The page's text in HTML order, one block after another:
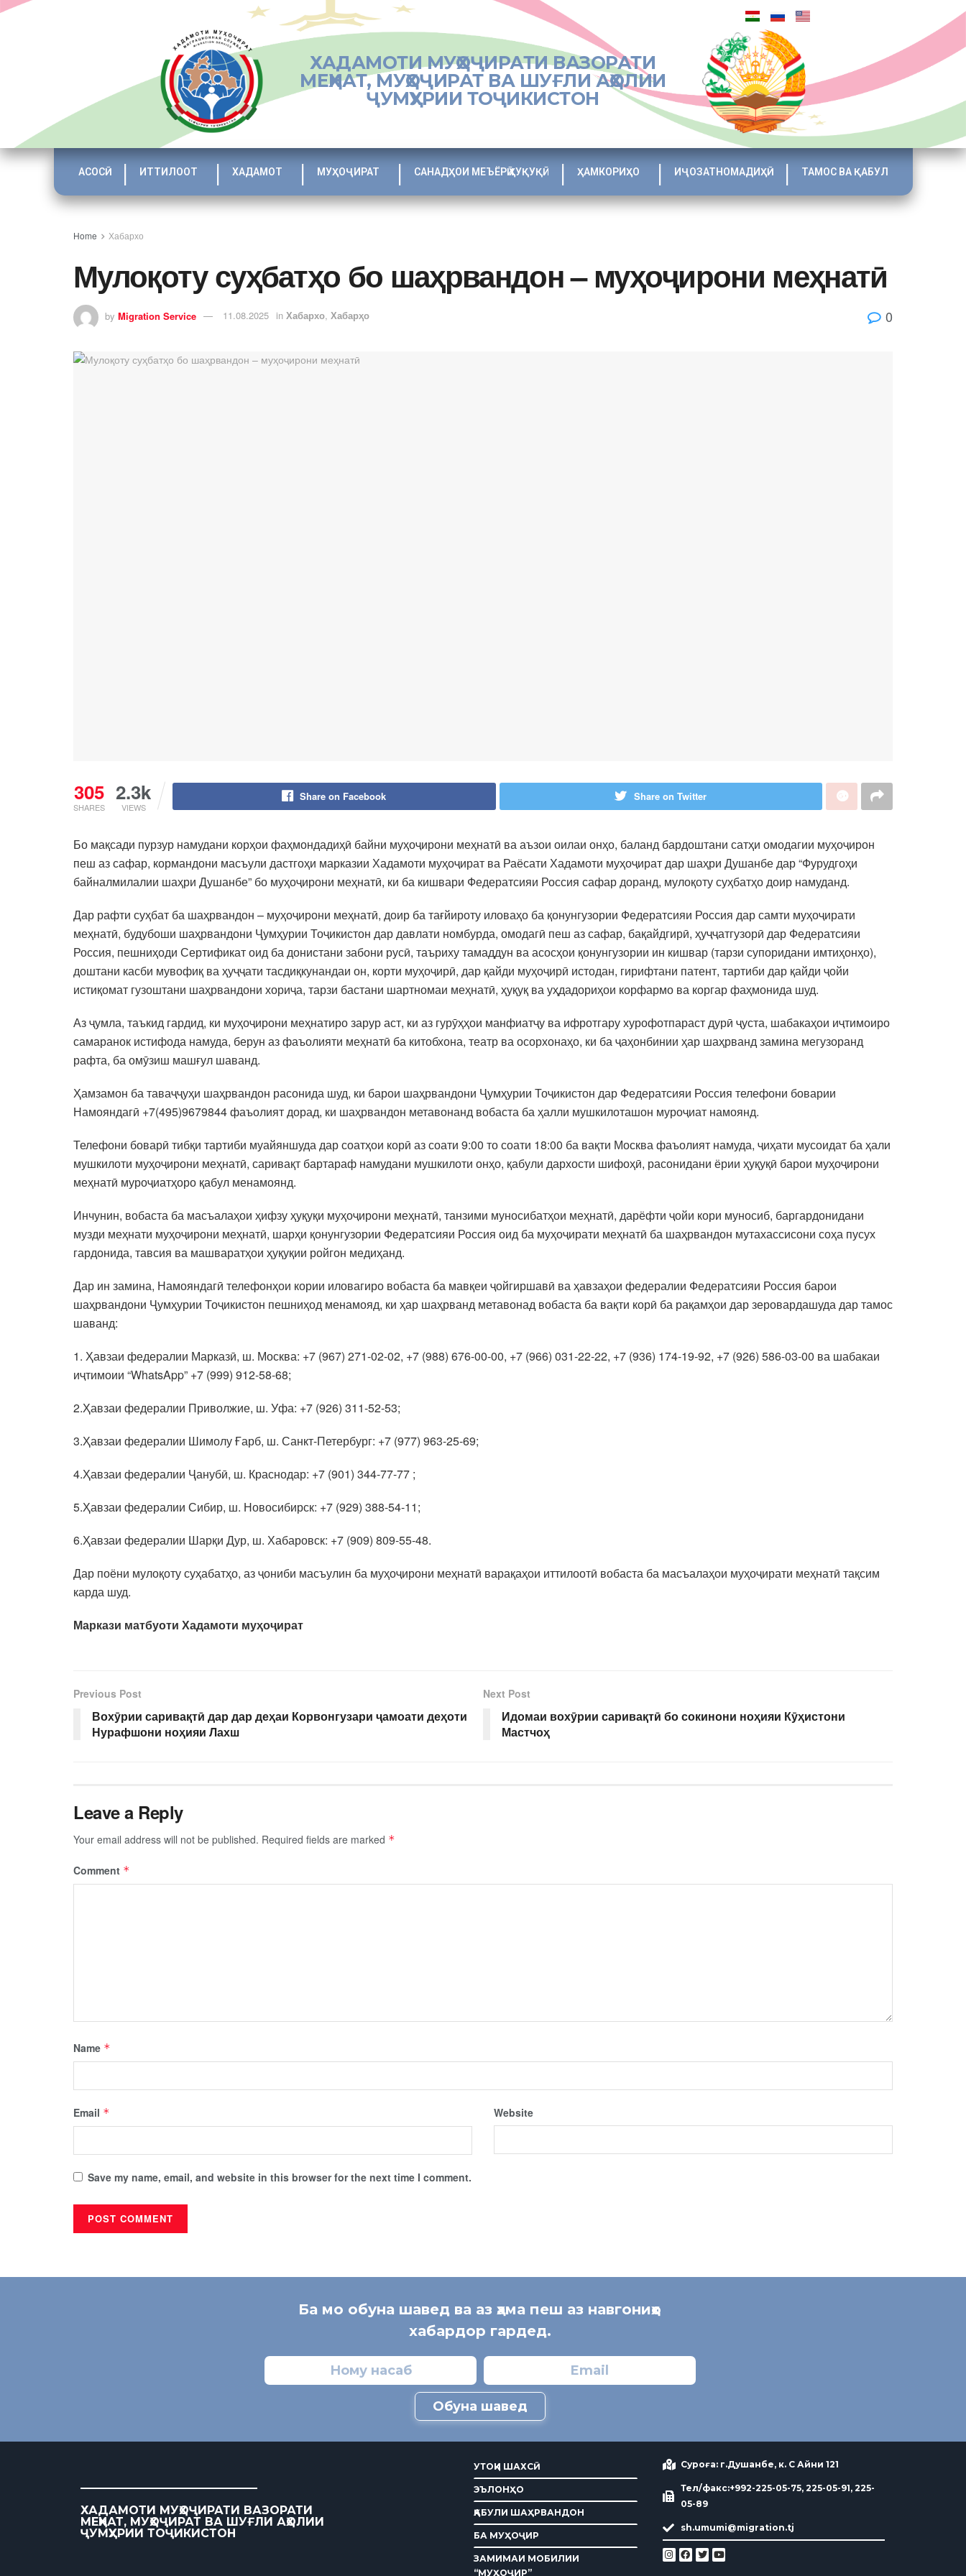
ХАДАМОТИ МУҲОҶИРАТИ ВАЗОРАТИ
МЕҲНАТ, МУҲОҶИРАТ ВА ШУҒЛИ АҲОЛИИ
ҶУМҲУРИИ ТОҶИКИСТОН
АСОСӢ ИТТИЛООТ ХАДАМОТ МУҲОҶИРАТ САНАДҲОИ МЕЪЁРӢ ҲУҚУҚӢ ҲАМКОРИҲО ИҶОЗАТНОМАДИҲӢ ТАМОС ВА ҚАБУЛ
Home Хабархо
Мулоқоту суҳбатҳо бо шаҳрвандон – муҳоҷирони меҳнатӣ
by Migration Service 11.08.2025 in Хабархо, Хабарҳо 0
305
SHARES
2.3k
VIEWS
Share on Facebook Share on Twitter
Бо мақсади пурзур намудани корҳои фаҳмондадиҳӣ байни муҳоҷирони меҳнатӣ ва аъзои оилаи онҳо, баланд бардоштани сатҳи омодагии муҳоҷирон
пеш аз сафар, кормандони масъули дастгоҳи марказии Хадамоти муҳоҷират ва Раёсати Хадамоти муҳоҷират дар шаҳри Душанбе дар “Фурудгоҳи
байналмилалии шаҳри Душанбе” бо муҳоҷирони меҳнатӣ, ки ба кишвари Федератсияи Россия сафар доранд, мулоқоту суҳбатҳо доир намуданд.
Дар рафти суҳбат ба шаҳрвандон – муҳоҷирони меҳнатӣ, доир ба тағйироту иловаҳо ба қонунгузории Федератсияи Россия дар самти муҳоҷирати
меҳнатӣ, будубоши шаҳрвандони Ҷумҳурии Тоҷикистон дар давлати номбурда, омодагӣ пеш аз сафар, бақайдгирӣ, ҳуҷҷатгузорӣ дар Федератсияи
Россия, пешниҳоди Сертификат оид ба донистани забони русӣ, таъриху тамаддун ва асосҳои қонунгузории ин кишвар (тарзи супоридани имтиҳонҳо),
доштани касби мувофиқ ва ҳуҷҷати тасдиқкунандаи он, корти муҳоҷирӣ, дар қайди муҳоҷирӣ истодан, гирифтани патент, тартиби дар қайди ҷойи
истиқомат гузоштани шаҳрвандони хориҷа, тарзи бастани шартномаи меҳнатӣ, ҳуқуқ ва уҳдадориҳои корфармо ва коргар фаҳмонида шуд.
Аз ҷумла, таъкид гардид, ки муҳоҷирони меҳнатиро зарур аст, ки аз гурӯҳҳои манфиатҷу ва ифротгару хурофотпараст дурӣ ҷуста, шабакаҳои иҷтимоиро
самаранок истифода намуда, берун аз фаъолияти меҳнатӣ ба китобхона, театр ва осорхонаҳо, ки ба ҷаҳонбинии ҳар шаҳрванд замина мегузоранд
рафта, ба омӯзиш машғул шаванд.
Ҳамзамон ба таваҷҷуҳи шаҳрвандон расонида шуд, ки барои шаҳрвандони Ҷумҳурии Тоҷикистон дар Федератсияи Россия телефони боварии
Намояндагӣ +7(495)9679844 фаъолият дорад, ки шаҳрвандон метавонанд вобаста ба ҳалли мушкилоташон муроҷиат намоянд.
Телефони боварӣ тибқи тартиби муайяншуда дар соатҳои корӣ аз соати 9:00 то соати 18:00 ба вақти Москва фаъолият намуда, ҷиҳати мусоидат ба ҳали
мушкилоти муҳоҷирони меҳнатӣ, саривақт бартараф намудани мушкилоти онҳо, қабули дархости шифоҳӣ, расонидани ёрии ҳуқуқӣ барои муҳоҷирони
меҳнатӣ муроҷиатҳоро қабул менамоянд.
Инчунин, вобаста ба масъалаҳои ҳифзу ҳуқуқи муҳоҷирони меҳнатӣ, танзими муносибатҳои меҳнатӣ, дарёфти ҷойи кори муносиб, баргардонидани
музди меҳнати муҳоҷирони меҳнатӣ, шарҳи қонунгузории Федератсияи Россия оид ба муҳоҷирати меҳнатӣ ба шаҳрвандон мутахассисони соҳа пусух
гардонида, тавсия ва машваратҳои ҳуқуқии ройгон медиҳанд.
Дар ин замина, Намояндагӣ телефонҳои кории иловагиро вобаста ба мавқеи ҷойгиршавӣ ва ҳавзаҳои федералии Федератсияи Россия барои
шаҳрвандони Ҷумҳурии Тоҷикистон пешниҳод менамояд, ки ҳар шаҳрванд метавонад вобаста ба вақти корӣ ба рақамҳои дар зеровардашуда дар тамос
шаванд:
1. Ҳавзаи федералии Марказӣ, ш. Москва: +7 (967) 271-02-02, +7 (988) 676-00-00, +7 (966) 031-22-22, +7 (936) 174-19-92, +7 (926) 586-03-00 ва шабакаи
иҷтимоии “WhatsApp” +7 (999) 912-58-68;
2.Ҳавзаи федералии Приволжие, ш. Уфа: +7 (926) 311-52-53;
3.Ҳавзаи федералии Шимолу Ғарб, ш. Санкт-Петербург: +7 (977) 963-25-69;
4.Ҳавзаи федералии Ҷанубӣ, ш. Краснодар: +7 (901) 344-77-77 ;
5.Ҳавзаи федералии Сибир, ш. Новосибирск: +7 (929) 388-54-11;
6.Ҳавзаи федералии Шарқи Дур, ш. Хабаровск: +7 (909) 809-55-48.
Дар поёни мулоқоту суҳабатҳо, аз ҷониби масъулин ба муҳоҷирони меҳнатӣ варақаҳои иттилоотӣ вобаста ба масъалаҳои муҳоҷирати меҳнатӣ тақсим
карда шуд.
Маркази матбуоти Хадамоти муҳоҷират
Previous Post
Вохӯрии саривақтӣ дар дар деҳаи Корвонгузари ҷамоати деҳоти
Нурафшони ноҳияи Лахш
Next Post
Идомаи вохӯрии саривақтӣ бо сокинони ноҳияи Кӯҳистони
Мастчоҳ
Leave a Reply
Your email address will not be published. Required fields are marked *
Comment *
Name *
Email * Website
Save my name, email, and website in this browser for the next time I comment.
Ба мо обуна шавед ва аз ҳама пеш аз навгониҳо
хабардор гардед.
Обуна шавед
ХАДАМОТИ МУҲОҶИРАТИ ВАЗОРАТИ
МЕҲНАТ, МУҲОҶИРАТ ВА ШУҒЛИ АҲОЛИИ
ҶУМҲУРИИ ТОҶИКИСТОН
УТОҚИ ШАХСӢ
ЭЪЛОНҲО
ҚАБУЛИ ШАҲРВАНДОН
БА МУҲОҶИР
ЗАМИМАИ МОБИЛИИ
“МУҲОҶИР”
Суроға: г.Душанбе, к. С Айни 121
Тел/факс:+992-225-05-75, 225-05-91, 225-
05-89
sh.umumi@migration.tj